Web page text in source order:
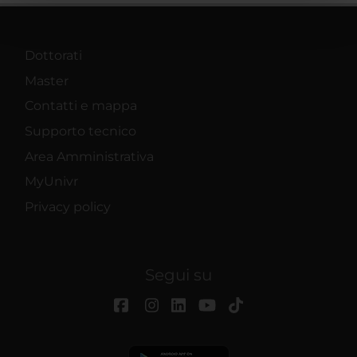
raccolto dal tuo utilizzo dei loro servizi.
Dottorati
Master
Contatti e mappa
Supporto tecnico
Area Amministrativa
MyUnivr
Privacy policy
Segui su